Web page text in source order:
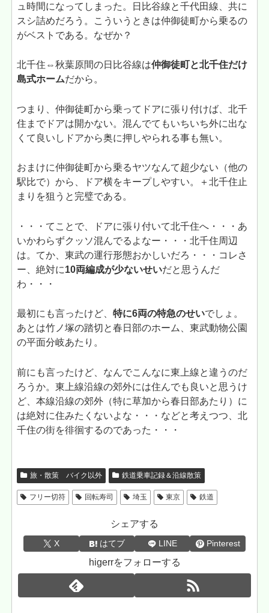
ュ時間になってしまった。日比谷線と千代田線、共に
スシ詰めだろう。こういうときは仲御徒町から乗るの
がベストである。なぜか？
北千住⇔秋葉原間の日比谷線は仲御徒町と北千住だけ
島式ホームだから。
つまり、仲御徒町から乗ってドアに張り付けば、北千
住までドアは開かない。混んでてもいちいち外に出な
くて良いしドアから奥に押しやられる事も無い。
おまけに仲御徒町から乗るヤツなんて超少ない（他の
駅比で）から、ドア横をキープしやすい。＋北千住止
まりを狙うと完璧である。
・・・てことで、ドアに張り付いて北千住へ・・・あ
いかわらずクッソ混んでるよなー・・・北千住周辺
は。てか、東武の運行形態おかしいだろ・・・コレさ
ー、絶対に10両編成が少ないせいだと思うんだ
わ・・・
最初にも言ったけど、特に6両の特急のせいでしょ。
あとは竹ノ塚の踏切と春日部のホーム、東武動物公園
の平面分岐あたり。
前にも言ったけど、なんでこんなに東上線と違うのだ
ろうか。東上線沿線の郊外には住んでも良いと思うけ
ど、本線沿線の郊外（特に草加から春日部あたり）に
は絶対に住みたくないよな・・・などと考えつつ、北
千住の街を徘徊するのであった・・・
旅・散策 バイク以外 鉄道乗車記録＆沿線散策
フリー切符 回転寿司 埼玉 東京 鉄道
シェアする
X はてブ LINE Pinterest
higerrをフォローする